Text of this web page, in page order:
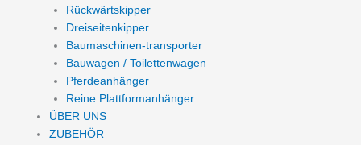
Rückwärtskipper
Dreiseitenkipper
Baumaschinen-transporter
Bauwagen / Toilettenwagen
Pferdeanhänger
Reine Plattformanhänger
ÜBER UNS
ZUBEHÖR